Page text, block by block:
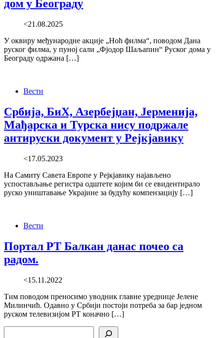
дом у Београду
<21.08.2025
У оквиру међународне акције „Ноћ филма“, поводом Дана
руског филма, у пуној сали „Фјодор Шаљапин“ Руског дома у
Београду одржана […]
Вести
Србија, БиХ, Азербејџан, Јерменија,
Мађарска и Турска нису подржале
антируски документ у Рејкјавику
<17.05.2023
На Самиту Савета Европе у Рејкјавику најављено
успостављање регистра одштете којим би се евидентирало
руско уништавање Украјине за будућу компензацију […]
Вести
Портал РТ Балкан данас почео са
радом.
<15.11.2022
Тим поводом преносимо уводник главне уреднице Јелене
Милинчић. Одавно у Србији постоји потреба за бар једном
руском телевизијом РТ коначно […]